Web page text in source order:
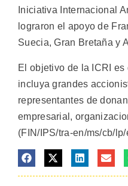
Iniciativa Internacional
lograron el apoyo de
Suecia, Gran Bretaña y
El objetivo de la ICRI
incluya grandes
representantes de
empresarial,
(FIN/IPS/tra-en/ms/cb/